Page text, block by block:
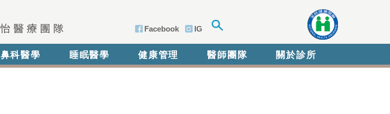
Facebook IG
鼻科醫學 睡眠醫學 健康管理 醫師團隊 關於診所